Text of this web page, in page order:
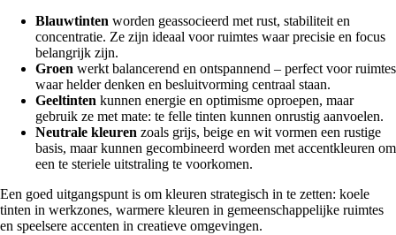
Blauwtinten worden geassocieerd met rust, stabiliteit en
concentratie. Ze zijn ideaal voor ruimtes waar precisie en focus
belangrijk zijn.
Groen werkt balancerend en ontspannend – perfect voor ruimtes
waar helder denken en besluitvorming centraal staan.
Geeltinten kunnen energie en optimisme oproepen, maar
gebruik ze met mate: te felle tinten kunnen onrustig aanvoelen.
Neutrale kleuren zoals grijs, beige en wit vormen een rustige
basis, maar kunnen gecombineerd worden met accentkleuren om
een te steriele uitstraling te voorkomen.
Een goed uitgangspunt is om kleuren strategisch in te zetten: koele
tinten in werkzones, warmere kleuren in gemeenschappelijke ruimtes
en speelsere accenten in creatieve omgevingen.